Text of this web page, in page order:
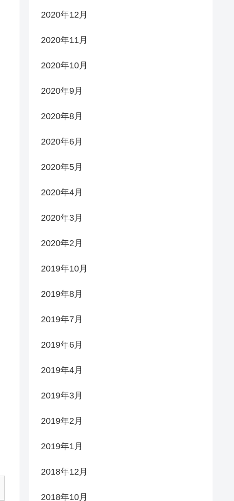
2020年12月
2020年11月
2020年10月
2020年9月
2020年8月
2020年6月
2020年5月
2020年4月
2020年3月
2020年2月
2019年10月
2019年8月
2019年7月
2019年6月
2019年4月
2019年3月
2019年2月
2019年1月
2018年12月
2018年10月